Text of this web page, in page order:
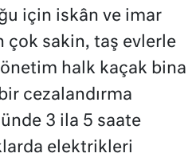
için iskân ve imar
çok sakin, taş evlerle
halk kaçak bina
cezalandırma
3 ila 5 saate
elektrikleri